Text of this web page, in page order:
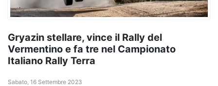
Gryazin stellare, vince il Rally del
Vermentino e fa tre nel Campionato
Italiano Rally Terra
Sabato, 16 Settembre 2023